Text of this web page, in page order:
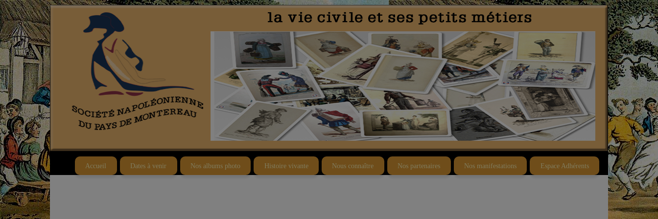
Accueil Dates à venir Nos albums photo Histoire vivante Nous connaître Nos partenaires Nos manifestations Espace Adhérents